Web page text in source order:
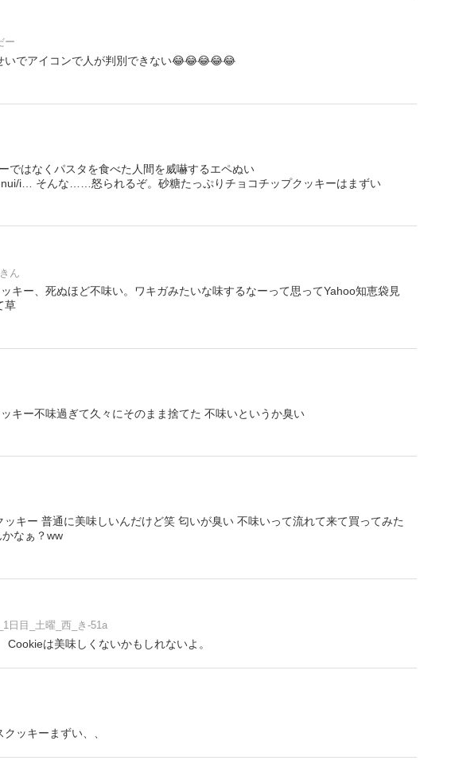
ー
いでアイコンで人が判別できない😂😂😂😂😂
ではなくパスタを食べた人間を威嚇するエペぬい
i… そんな……怒られるぞ。砂糖たっぷりチョコチップクッキーはまずい
ん
キー、死ぬほど不味い。ワキガみたいな味するなーって思ってYahoo知恵袋見
草
キー不味過ぎて久々にそのまま捨てた 不味いというか臭い
キー 普通に美味しいんだけど笑 匂いが臭い 不味いって流れて来て買ってみた
なぁ？ww
日目_土曜_西_き-51a
は美味しくないかもしれないよ。
ッキーまずい、、